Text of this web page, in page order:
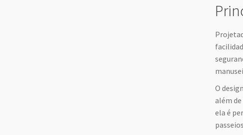
O
além
ela é